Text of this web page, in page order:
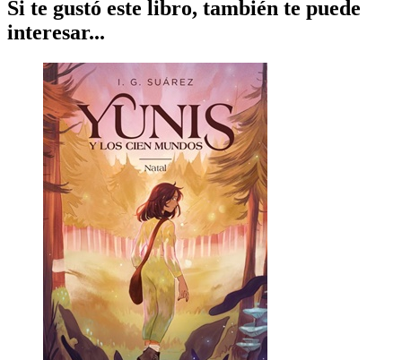
Si te gustó este libro, también te puede
interesar...